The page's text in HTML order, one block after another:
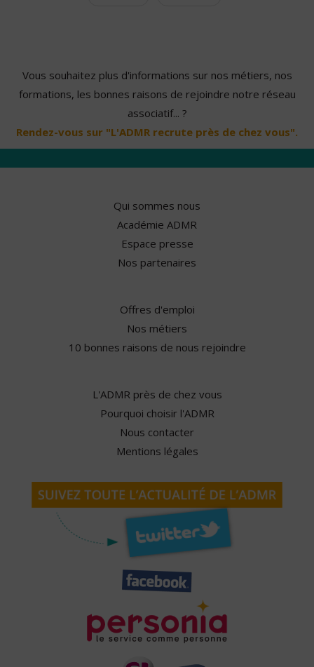
Vous souhaitez plus d'informations sur nos métiers, nos
formations, les bonnes raisons de rejoindre notre réseau
associatif... ?
Rendez-vous sur "L'ADMR recrute près de chez vous".
Qui sommes nous
Académie ADMR
Espace presse
Nos partenaires
Offres d'emploi
Nos métiers
10 bonnes raisons de nous rejoindre
L'ADMR près de chez vous
Pourquoi choisir l'ADMR
Nous contacter
Mentions légales